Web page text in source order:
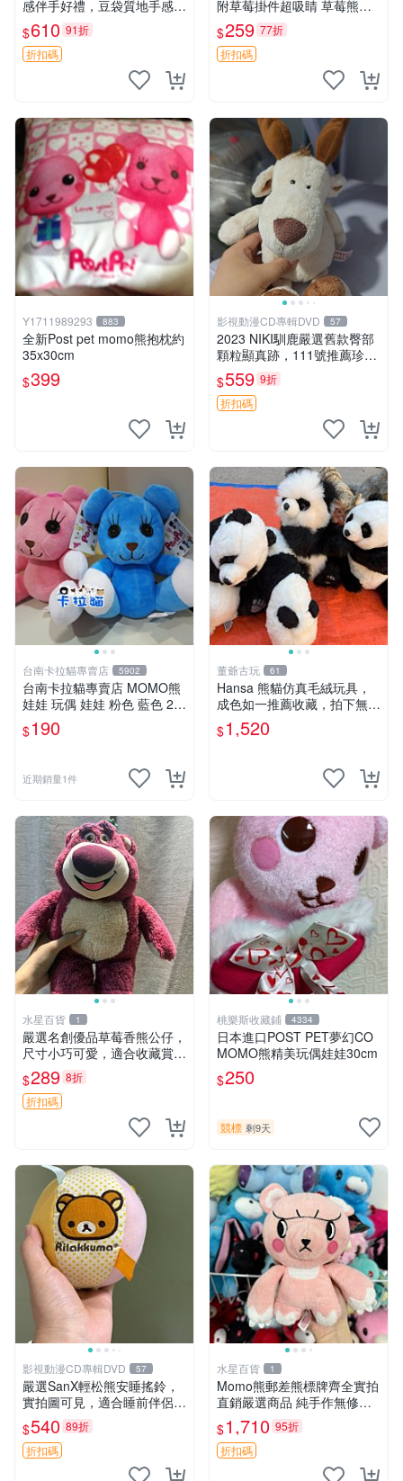
感伴手好禮，豆袋質地手感
佳，抱枕小熊 recom 推薦 白
色豆袋 玩具
$610 91折
折扣碼
附草莓掛件超吸睛 草莓熊手
提包 草莓掛件 可愛portunes
e
$259 77折
折扣碼
Y1711989293 883
全新Post pet momo熊抱枕約
35x30cm
$399
影視動漫CD專輯DVD 57
2023 NIKI馴鹿嚴選舊款臀部
顆粒顯真跡，111號推薦珍藏
品 馴鹿 舊款 尾巴顆粒
$559 9折
折扣碼
台南卡拉貓專賣店 5902
台南卡拉貓專賣店 MOMO熊
娃娃 玩偶 娃娃 粉色 藍色 2色
分售
$190
近期銷量1件
董爺古玩 61
Hansa 熊貓仿真毛絨玩具，
成色如一推薦收藏，拍下無疑
心 熊貓 毛絨玩具 收藏
$1,520
水星百貨 1
嚴選名創優品草莓香熊公仔，
尺寸小巧可愛，適合收藏賞玩
30cm 玩具 公仔 草莓熊
$289 8折
折扣碼
桃樂斯收藏鋪 4334
日本進口POST PET夢幻CO
MOMO熊精美玩偶娃娃30cm
$250
競標 剩9天
影視動漫CD專輯DVD 57
嚴選SanX輕松熊安睡搖鈴，
實拍圖可見，適合睡前伴侶，
Picks安撫好物 0325 懸吊 電
腦
$540 89折
折扣碼
水星百貨 1
Momo熊郵差熊標牌齊全實拍
直銷嚴選商品 純手作無修圖
可收藏 郵差熊 Momo熊 標牌
商品
$1,710 95折
折扣碼